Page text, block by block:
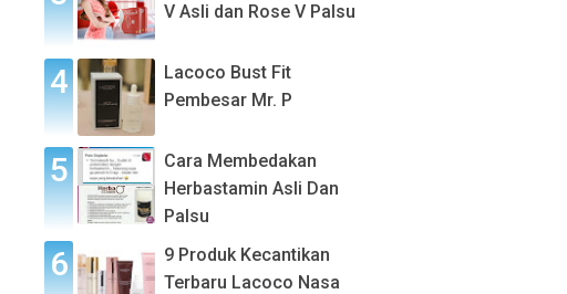
V Asli dan Rose V Palsu
Lacoco Bust Fit
Pembesar Mr. P
Cara Membedakan
Herbastamin Asli Dan
Palsu
9 Produk Kecantikan
Terbaru Lacoco Nasa